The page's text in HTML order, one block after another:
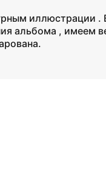
иллюстрации .
альбома , имеем